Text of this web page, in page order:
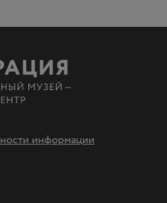
информации